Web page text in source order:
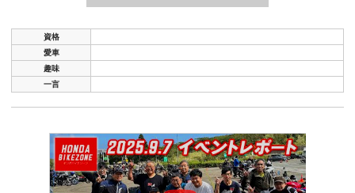
資格
愛車
趣味
一言